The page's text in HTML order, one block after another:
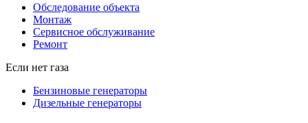
Обследование объекта
Монтаж
Сервисное обслуживание
Ремонт
Если нет газа
Бензиновые генераторы
Дизельные генераторы